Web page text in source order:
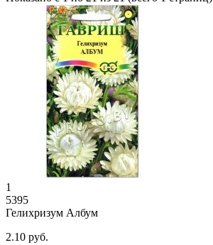
1
5395
Гелихризум Албум
2.10 руб.